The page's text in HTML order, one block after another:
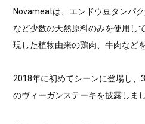
Novameatは、エンドウ豆タンパ
など少数の天然原料のみを使用し
現した植物由来の鶏肉、牛肉などを
2018年に初めてシーンに登場し、
のヴィーガンステーキを披露しまし